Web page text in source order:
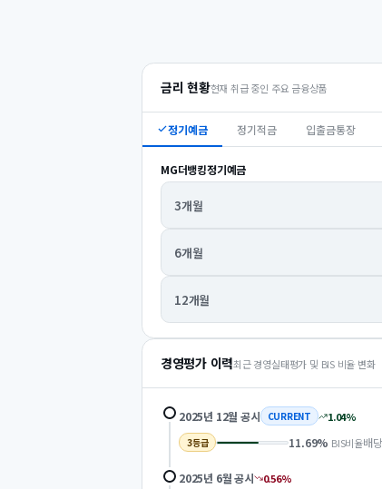
금리 현황현재 취급 중인 주요 금융상품
정기예금 정기적금 입출금통장
MG더뱅킹정기예금
3개월
6개월
12개월
경영평가 이력최근 경영실태평가 및 BIS 비율 변화
2025년 12월 공시 CURRENT 1.04%
3등급 11.69% BIS비율배
2025년 6월공시 0.56%